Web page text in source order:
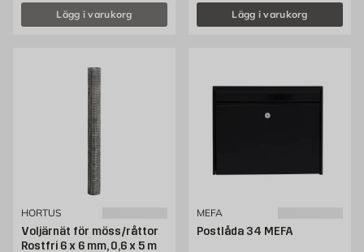
Lägg i varukorg Lägg i varukorg
HORTUS
Voljärnät för möss/råttor
Rostfri 6 x 6 mm, 0,6 x 5 m
MEFA
Postlåda 34 MEFA